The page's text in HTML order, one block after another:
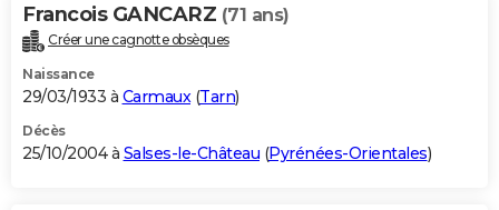
Francois GANCARZ (71 ans)
Créer une cagnotte obsèques
Naissance
29/03/1933 à Carmaux(Tarn)
Décès
25/10/2004 à Salses-le-Château (Pyrénées-Orientales)